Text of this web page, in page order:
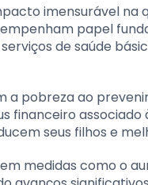
imensurável na
papel
de saúde
a pobreza ao
financeiro
seus filhos e
medidas como o